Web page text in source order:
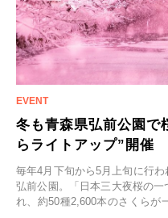
冬も青森県弘前公園で
らライトアップ”開催
毎年4月下旬から5月上旬に行
弘前公園。「日本三大夜桜の
れ、約50種2,600本のさくらが